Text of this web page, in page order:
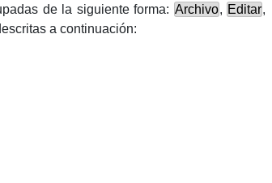
de la siguiente forma: Archivo, Editar,
a continuación: